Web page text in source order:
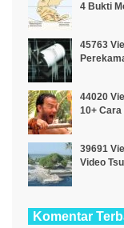
4 Bukti
45763
44020
10+
39691
Video
Komentar